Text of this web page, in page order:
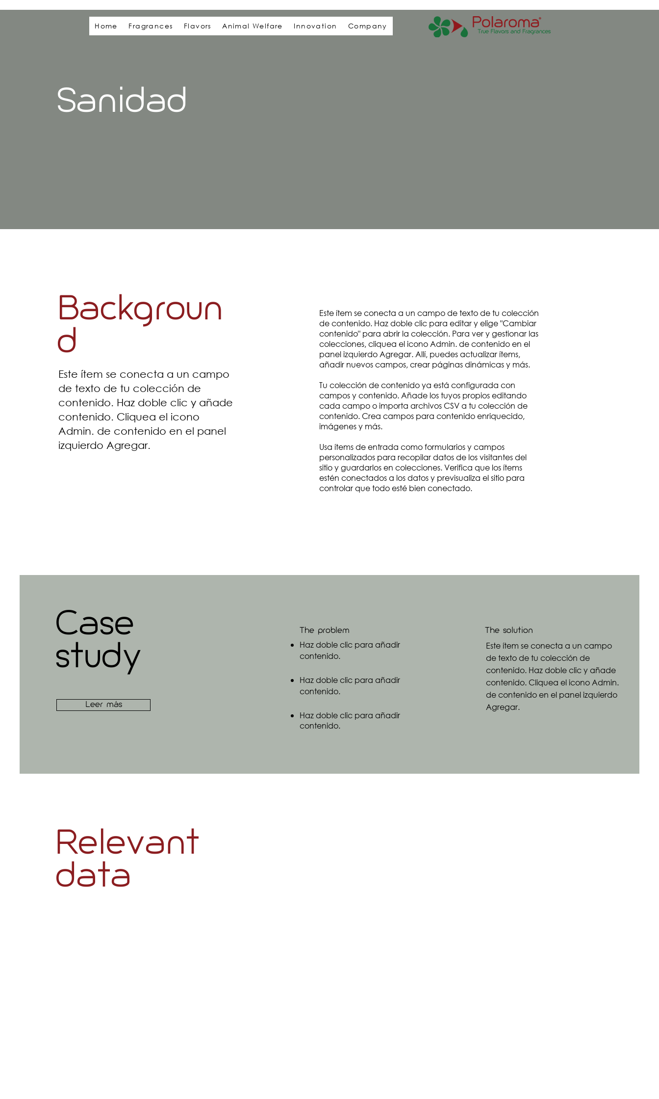
Home Fragrances Flavors Animal Welfare Innovation Company
Sanidad
Backgroun
d
Este ítem se conecta a un campo
de texto de tu colección de
contenido. Haz doble clic y añade
contenido. Cliquea el icono
Admin. de contenido en el panel
izquierdo Agregar.
Este ítem se conecta a un campo de texto de tu colección
de contenido. Haz doble clic para editar y elige "Cambiar
contenido" para abrir la colección. Para ver y gestionar las
colecciones, cliquea el icono Admin. de contenido en el
panel izquierdo Agregar. Allí, puedes actualizar ítems,
añadir nuevos campos, crear páginas dinámicas y más.
Tu colección de contenido ya está configurada con
campos y contenido. Añade los tuyos propios editando
cada campo o importa archivos CSV a tu colección de
contenido. Crea campos para contenido enriquecido,
imágenes y más.
Usa ítems de entrada como formularios y campos
personalizados para recopilar datos de los visitantes del
sitio y guardarlos en colecciones. Verifica que los ítems
estén conectados a los datos y previsualiza el sitio para
controlar que todo esté bien conectado.
Case
study
Leer más
The problem
Haz doble clic para añadir
contenido.
Haz doble clic para añadir
contenido.
Haz doble clic para añadir
contenido.
The solution
Este ítem se conecta a un campo
de texto de tu colección de
contenido. Haz doble clic y añade
contenido. Cliquea el icono Admin.
de contenido en el panel izquierdo
Agregar.
Relevant
data